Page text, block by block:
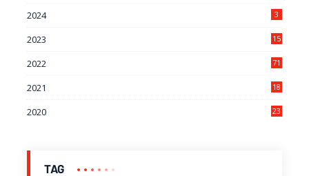
2024 3
2023 15
2022 71
2021
18
2020
23
TAG